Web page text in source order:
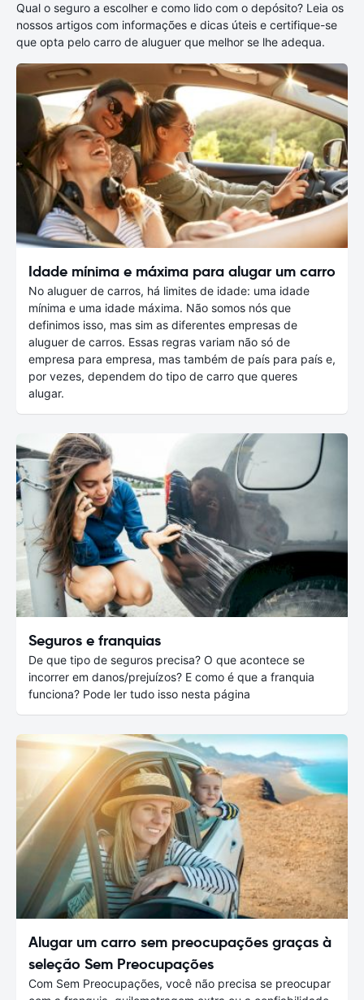
Qual o seguro a escolher e como lido com o depósito? Leia os
nossos artigos com informações e dicas úteis e certifique-se
que opta pelo carro de aluguer que melhor se lhe adequa.
Idade mínima e máxima para alugar um carro
No aluguer de carros, há limites de idade: uma idade
mínima e uma idade máxima. Não somos nós que
definimos isso, mas sim as diferentes empresas de
aluguer de carros. Essas regras variam não só de
empresa para empresa, mas também de país para país e,
por vezes, dependem do tipo de carro que queres
alugar.
Seguros e franquias
De que tipo de seguros precisa? O que acontece se
incorrer em danos/prejuízos? E como é que a franquia
funciona? Pode ler tudo isso nesta página
Alugar um carro sem preocupações graças à
seleção Sem Preocupações
Com Sem Preocupações, você não precisa se preocupar